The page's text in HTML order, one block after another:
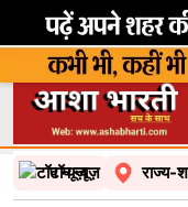
टॉप न्यूज़ राज्य-